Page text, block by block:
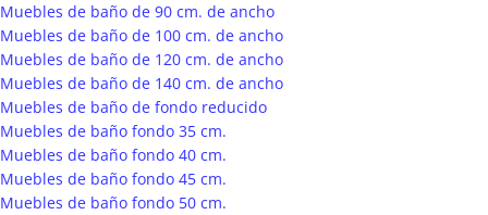
Muebles de baño de 90 cm. de ancho
Muebles de baño de 100 cm. de ancho
Muebles de baño de 120 cm. de ancho
Muebles de baño de 140 cm. de ancho
Muebles de baño de fondo reducido
Muebles de baño fondo 35 cm.
Muebles de baño fondo 40 cm.
Muebles de baño fondo 45 cm.
Muebles de baño fondo 50 cm.